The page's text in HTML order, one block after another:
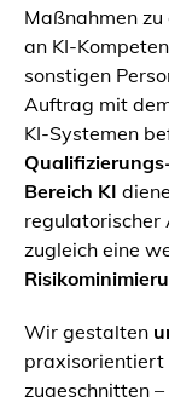
Maßnahmen
an
sonstigen
Auftrag mit
KI‑Systemen
Bereich KI
regulatorischer
zugleich eine
Wir gestalten
praxisorientiert
zugeschnitten